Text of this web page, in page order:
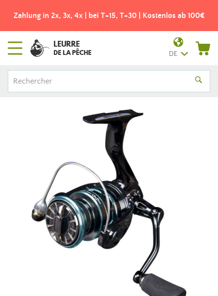
Zahlung in 2x, 3x, 4x | bei T+15, T+30 | Kostenlos ab 100€
LEURRE
DE LA PÊCHE DE